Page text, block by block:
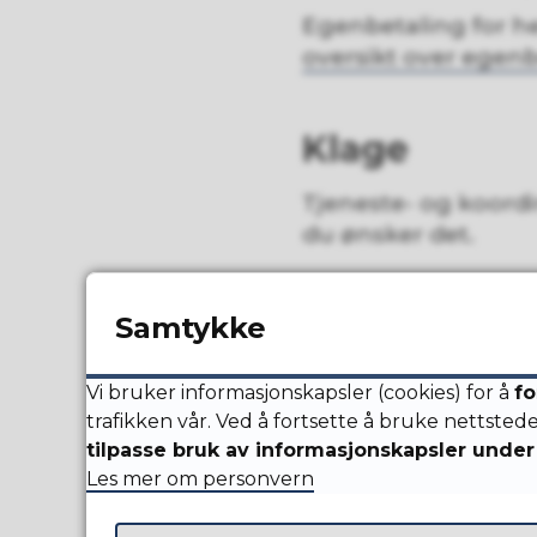
Egenbetaling for
oversikt over
Klage
Tjeneste- og
du ønsker det.
Koordinerende
tjenestetilbud.
med fastlege,
Samtykke
Vi bruker informasjonskapsler (cookies) for å
trafikken vår. Ved å fortsette å bruke
tilpasse bruk av informasjonskapsler under
Les mer om personvern